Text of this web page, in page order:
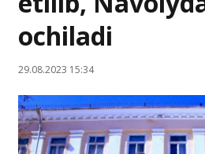
ochiladi
29.08.2023 15:34